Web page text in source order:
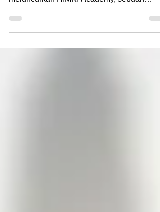
Mebel dan Kerajinan Indonesia (HIMKI)
meluncurkan HIMKI Academy, sebuah